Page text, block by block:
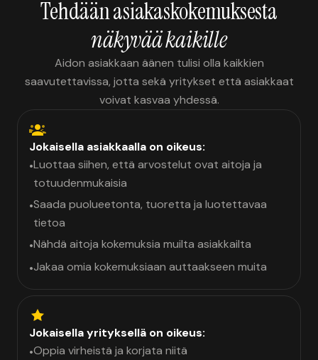
Tehdään asiakaskokemuksesta
näkyvää kaikille
Aidon asiakkaan äänen tulisi olla kaikkien
saavutettavissa, jotta sekä yritykset että asiakkaat
voivat kasvaa yhdessä.
Jokaisella asiakkaalla on oikeus:
•Luottaa siihen, että arvostelut ovat aitoja ja
totuudenmukaisia
•Saada puolueetonta, tuoretta ja luotettavaa
tietoa
•Nähdä aitoja kokemuksia muilta asiakkailta
•Jakaa omia kokemuksiaan auttaakseen muita
Jokaisella yrityksellä on oikeus:
•Oppia virheistä ja korjata niitä